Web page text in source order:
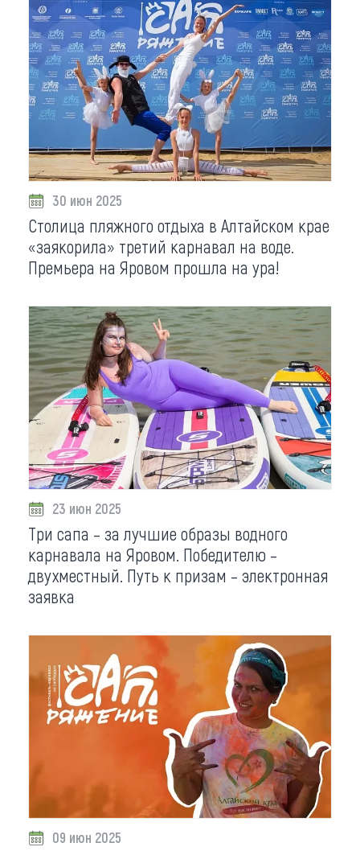
30 июн 2025
Столица пляжного отдыха в Алтайском крае
«заякорила» третий карнавал на воде.
Премьера на Яровом прошла на ура!
23 июн 2025
Три сапа – за лучшие образы водного
карнавала на Яровом. Победителю –
двухместный. Путь к призам – электронная
заявка
09 июн 2025